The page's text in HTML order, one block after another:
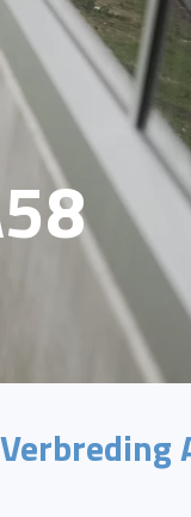
Verbreding